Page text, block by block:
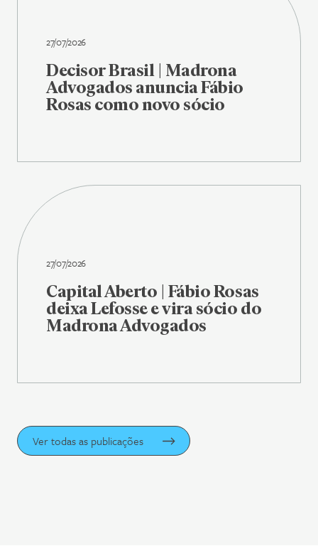
27/07/2026
Decisor Brasil | Madrona
Advogados anuncia Fábio
Rosas como novo sócio
27/07/2026
Capital Aberto | Fábio Rosas
deixa Lefosse e vira sócio do
Madrona Advogados
Ver todas as publicações